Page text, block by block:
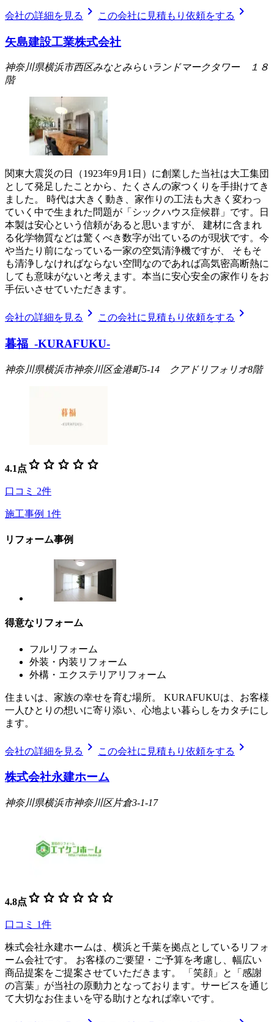
会社の詳細を見る chevron_right この会社に見積もり依頼をする chevron_right
矢島建設工業株式会社
神奈川県横浜市西区みなとみらいランドマークタワー １８
階
関東大震災の日（1923年9月1日）に創業した当社は大工集団
として発足したことから、たくさんの家つくりを手掛けてき
ました。 時代は大きく動き、家作りの工法も大きく変わっ
ていく中で生まれた問題が「シックハウス症候群」です。日
本製は安心という信頼があると思いますが、 建材に含まれ
る化学物質などは驚くべき数字が出ているのが現状です。今
や当たり前になっている一家の空気清浄機ですが、 そもそ
も清浄しなければならない空間なのであれば高気密高断熱に
しても意味がないと考えます。本当に安心安全の家作りをお
手伝いさせていただきます。
会社の詳細を見る chevron_right この会社に見積もり依頼をする chevron_right
暮福 -KURAFUKU-
神奈川県横浜市神奈川区金港町5-14 クアドリフォリオ8階
4.1 点 star star star star star
口コミ 2件
施工事例 1件
リフォーム事例
得意なリフォーム
フルリフォーム
外装・内装リフォーム
外構・エクステリアリフォーム
住まいは、家族の幸せを育む場所。 KURAFUKUは、お客様
一人ひとりの想いに寄り添い、心地よい暮らしをカタチにし
ます。
会社の詳細を見る chevron_right この会社に見積もり依頼をする chevron_right
株式会社永建ホーム
神奈川県横浜市神奈川区片倉3-1-17
4.8点 star star star star star star
口コミ 1件
株式会社永建ホームは、横浜と千葉を拠点としているリフォ
ーム会社です。 お客様のご要望・ご予算を考慮し、幅広い
商品提案をご提案させていただきます。 「笑顔」と「感謝
の言葉」が当社の原動力となっております。サービスを通じ
て大切なお住まいを守る助けとなれば幸いです。